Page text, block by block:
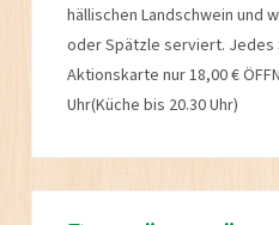
hällischen Landschwein und
oder Spätzle serviert.
Aktionskarte nur 18,00 €
Uhr(Küche bis 20.30 Uhr)